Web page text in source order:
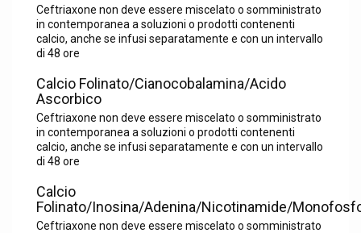
Ceftriaxone non deve essere miscelato o somministrato
in contemporanea a soluzioni o prodotti contenenti
calcio, anche se infusi separatamente e con un intervallo
di 48 ore
Calcio Folinato/Cianocobalamina/Acido
Ascorbico
Ceftriaxone non deve essere miscelato o somministrato
in contemporanea a soluzioni o prodotti contenenti
calcio, anche se infusi separatamente e con un intervallo
di 48 ore
Calcio
Folinato/Inosina/Adenina/Nicotinamide/
Ceftriaxone non deve essere miscelato o somministrato